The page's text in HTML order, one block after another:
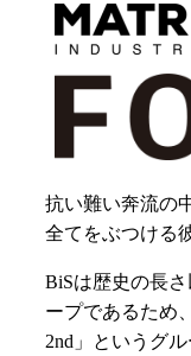
抗い難い奔流の
全てをぶつける
BiSは歴史の長
ープであるため
2nd」というグ